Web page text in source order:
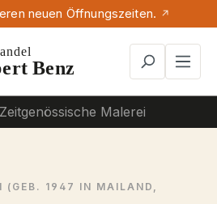
neuen Öffnungszeiten.
Zeitgenössische Malerei
(GEB. 1947 IN MAILAND,